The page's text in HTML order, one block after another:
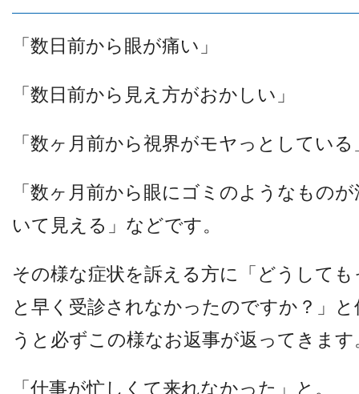
「数日前から眼が痛い」
「数日前から見え方がおかしい」
「数ヶ月前から視界がモヤっとしている
「数ヶ月前から眼にゴミのようなものが
いて見える」などです。
その様な症状を訴える方に
「どうしても
と早く受診されなかったのですか？」
うと必ずこの様なお返事が返ってきます
「仕事が忙しくて来れなかった」と。